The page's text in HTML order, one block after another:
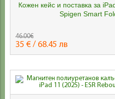
Кожен кейс и поставка за
Spigen Smart
46.00€
35 € / 68.45 лв